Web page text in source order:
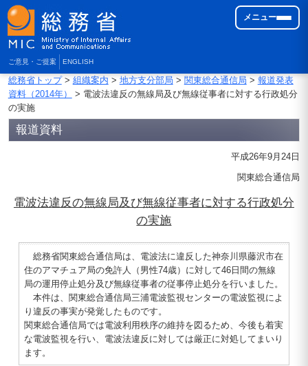
ご意見・ご提案 ENGLISH
メニュー
総務省トップ> 組織案内 > 地方支分部局 > 関東総合通信局 > 報道発表
資料（2014年）
> 電波法違反の無線局及び無線従事者に対する行政処分
の実施
報道資料
平成26年9月24日
関東総合通信局
電波法違反の無線局及び無線従事者に対する行政処分
の実施
総務省関東総合通信局は、電波法に違反した神奈川県藤沢市在
住のアマチュア局の免許人（男性74歳）に対して46日間の無線
局の運用停止処分及び無線従事者の従事停止処分を行いました。
本件は、関東総合通信局三浦電波監視センターの電波監視によ
り違反の事実が発覚したものです。
関東総合通信局では電波利用秩序の維持を図るため、今後も着実
な電波監視を行い、電波法違反に対しては厳正に対処してまいり
ます。